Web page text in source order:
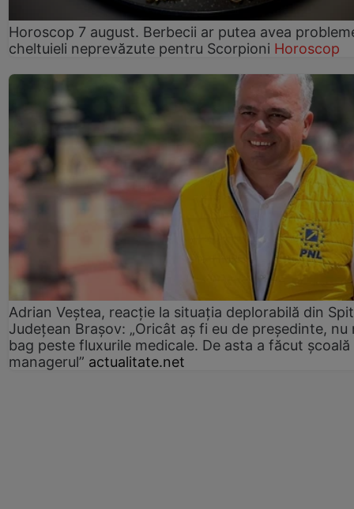
Horoscop 7 august. Berbecii ar putea avea
cheltuieli neprevăzute pentru Scorpioni Horoscop
Adrian Veștea, reacție la situația deplorabilă din
Județean Brașov: „Oricât aș fi eu de președinte, nu
bag peste fluxurile medicale. De asta a făcut școală
managerul” actualitate.net